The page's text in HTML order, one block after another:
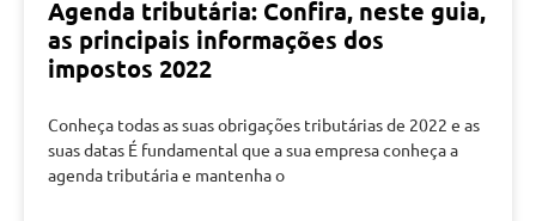
Agenda tributária: Confira, neste guia,
as principais informações dos
impostos 2022
Conheça todas as suas obrigações tributárias de 2022 e as
suas datas É fundamental que a sua empresa conheça a
agenda tributária e mantenha o